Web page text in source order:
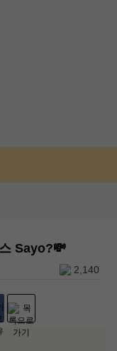
Sayo?💸
2,140